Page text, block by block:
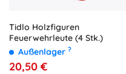
Tidlo Holzfiguren
Feuerwehrleute (4 Stk.)
Außenlager ?
20,50 €